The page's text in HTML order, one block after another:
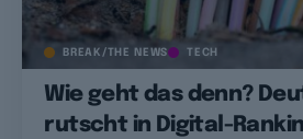
BREAK/THE NEWS TECH
Wie geht das denn?
rutscht in Digital-